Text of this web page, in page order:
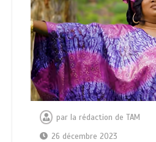
par la rédaction de TAM
26 décembre 2023